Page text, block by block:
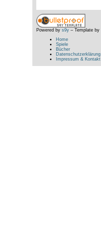
Powered by s9y– Template by
Home
Spiele
Bücher
Datenschutzerklärung
Impressum & Kontakt